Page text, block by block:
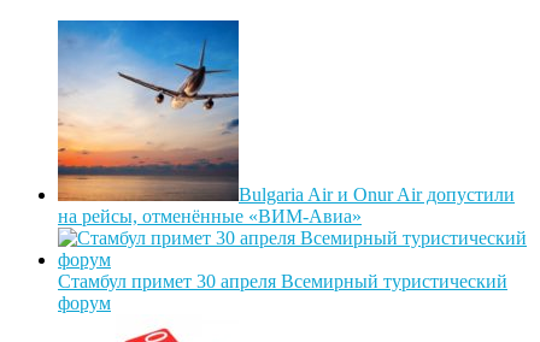
Bulgaria Air и Onur Air допустили
на рейсы, отменённые «ВИМ-Авиа»
Стамбул примет 30 апреля Всемирный туристический
форум